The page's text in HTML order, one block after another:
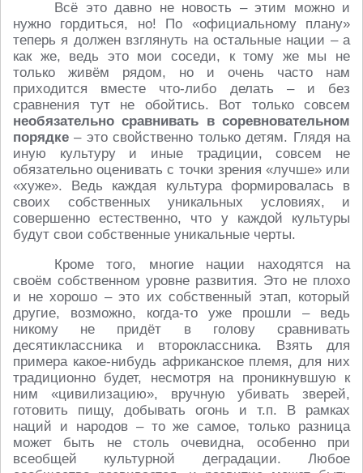
Всё это давно не новость – этим можно и
нужно гордиться, но! По «официальному плану»
теперь я должен взглянуть на остальные нации – а
как же, ведь это мои соседи, к тому же мы не
только живём рядом, но и очень часто нам
приходится вместе что-либо делать – и без
сравнения тут не обойтись. Вот только совсем
необязательно сравнивать в соревновательном
порядке – это свойственно только детям. Глядя на
иную культуру и иные традиции, совсем не
обязательно оценивать с точки зрения «лучше» или
«хуже». Ведь каждая культура формировалась в
своих собственных уникальных условиях, и
совершенно естественно, что у каждой культуры
будут свои собственные уникальные черты.
Кроме того, многие нации находятся на
своём собственном уровне развития. Это не плохо
и не хорошо – это их собственный этап, который
другие, возможно, когда-то уже прошли – ведь
никому не придёт в голову сравнивать
десятиклассника и второклассника. Взять для
примера какое-нибудь африканское племя, для них
традиционно будет, несмотря на проникнувшую к
ним «цивилизацию», вручную убивать зверей,
готовить пищу, добывать огонь и т.п. В рамках
наций и народов – то же самое, только разница
может быть не столь очевидна, особенно при
всеобщей культурной деградации. Любое